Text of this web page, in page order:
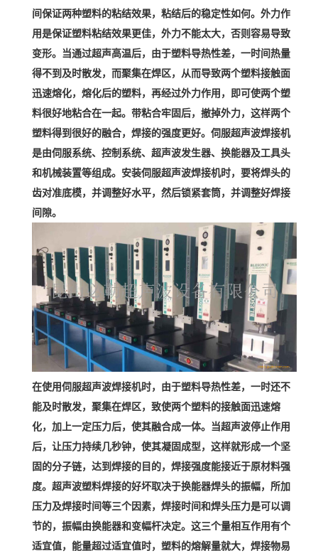
间保证两种塑料的粘结效果，粘结后的稳定性如何。外力作
用是保证塑料粘结效果更佳，外力不能太大，否则容易导致
变形。当通过超声高温后，由于塑料导热性差，一时间热量
得不到及时散发，而聚集在焊区，从而导致两个塑料接触面
迅速熔化，熔化后的塑料，再经过外力作用，即可使两个塑
料很好地粘合在一起。带粘合牢固后，撤掉外力，这样两个
塑料得到很好的融合，焊接的强度更好。伺服超声波焊接机
是由伺服系统、控制系统、超声波发生器、换能器及工具头
和机械装置等组成。安装伺服超声波焊接机时，要将焊头的
齿对准底模，并调整好水平，然后锁紧套筒，并调整好焊接
间隙。
在使用伺服超声波焊接机时，由于塑料导热性差，一时还不
能及时散发，聚集在焊区，致使两个塑料的接触面迅速熔
化，加上一定压力后，使其融合成一体。当超声波停止作用
后，让压力持续几秒钟，使其凝固成型，这样就形成一个坚
固的分子链，达到焊接的目的，焊接强度能接近于原材料强
度。超声波塑料焊接的好坏取决于换能器焊头的振幅，所加
压力及焊接时间等三个因素，焊接时间和焊头压力是可以调
节的，振幅由换能器和变幅杆决定。这三个量相互作用有个
适宜值，能量超过适宜值时，塑料的熔解量就大，焊接物易